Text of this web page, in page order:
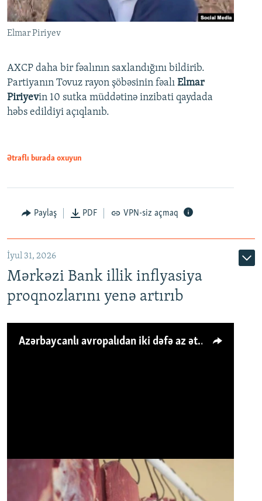
Elmar Piriyev
AXCP daha bir fəalının saxlandığını bildirib.
Partiyanın Tovuz rayon şöbəsinin fəalı Elmar
Piriyevin 10 sutka müddətinə inzibati qaydada
həbs edildiyi açıqlanıb.
Ətraflı burada oxuyun
Paylaş PDF VPN-siz açmaq
İyul 31, 2026
Mərkəzi Bank illik inflyasiya
proqnozlarını yenə artırıb
Azərbaycanlı avropalıdan iki dəfə az ət yeyir, amma... 'Qiymət artımı qaçılmazdır'